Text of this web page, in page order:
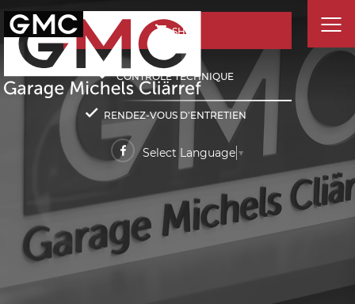
SHOP
CONTRÔLE TECHNIQUE
RENDEZ-VOUS D'ENTRETIEN
Select Language ▼